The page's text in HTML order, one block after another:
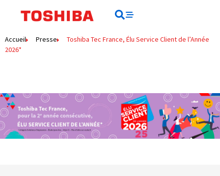
Accueil Presse
Toshiba Tec France, Élu Service Client de l’Année
2026*